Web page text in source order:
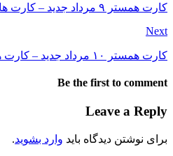
کارت همستر ۹ مرداد جدید – کارت های امروز همستر 9 مرداد 1403 (پنج میلیونی)
Next
کارت همستر ۱۰ مرداد جدید – کارت های امروز همستر 10 مرداد 1403 (پنج میلیونی)
Be the first to comment
Leave a Reply
برای نوشتن دیدگاه باید وارد بشوید.